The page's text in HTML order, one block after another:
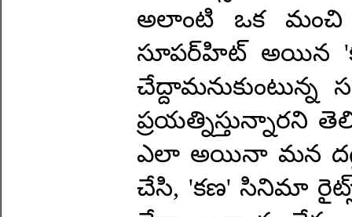
అలాంటి ఒక మంచి
సూపర్‌హిట్‌ అయిన
ప్రయత్నిస్తున్నారని
ఎలా అయినా మన
చేసి, 'కణ' సినిమా